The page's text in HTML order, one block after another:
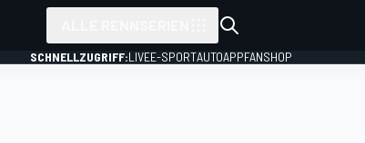
SCHNELLZUGRIFF:LIVEE-SPORTAUTOAPPFANSHOP